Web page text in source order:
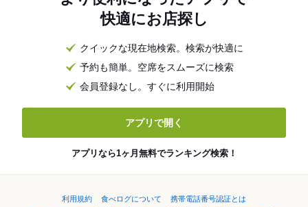
快適にお店探し
クイックな現在地検索。検索が快適に
予約も簡単。空席をスムーズに検索
会員登録なし。すぐに利用開始
アプリで開く
アプリなら1ヶ月無料でランキング検索！
利用規約 食べログについて
携帯電話番号認証とは